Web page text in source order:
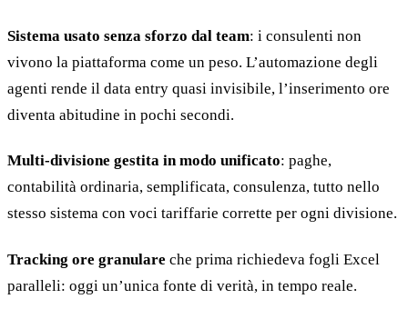
Sistema usato senza sforzo dal team: i consulenti non
vivono la piattaforma come un peso. L’automazione degli
agenti rende il data entry quasi invisibile, l’inserimento ore
diventa abitudine in pochi secondi.
Multi-divisione gestita in modo unificato: paghe,
contabilità ordinaria, semplificata, consulenza, tutto nello
stesso sistema con voci tariffarie corrette per ogni divisione.
Tracking ore granulare che prima richiedeva fogli Excel
paralleli: oggi un’unica fonte di verità, in tempo reale.